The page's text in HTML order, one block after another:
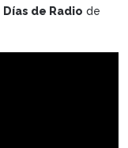
Días de Radio de